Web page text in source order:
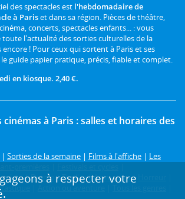
des spectacles est l'hebdomadaire de
à Pariset dans sa région. Pièces de théâtre,
concerts, spectacles enfants... : vous
l'actualité des sorties culturelles de la
! Pour ceux qui sortent à Paris et ses
guide papier pratique, précis, fiable et complet.
en kiosque. 2,40 €.
à Paris : salles et horaires des
| Sorties de la semaine | Films à l'affiche | Les
|Drame |Thriller|Animation|
Action ou aventure
à respecter votre